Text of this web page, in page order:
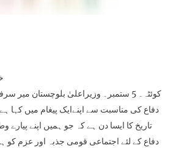
تاریخ کا ایسا دن ہے کہ جو ہمیں اپنے
دفاع کے لئے اجتماعی قومی جذبہ اور عزم کو